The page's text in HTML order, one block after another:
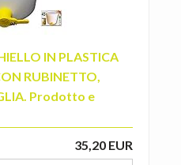
IN PLASTICA
RUBINETTO,
Prodotto e
35,20 EUR